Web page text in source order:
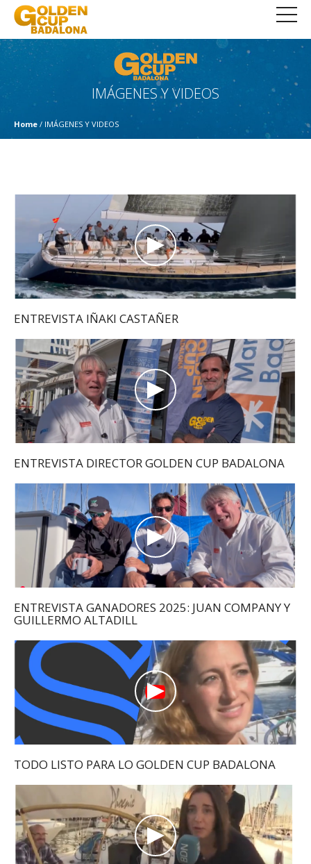
IMÁGENES Y VIDEOS
Home / IMÁGENES Y VIDEOS
ENTREVISTA IÑAKI CASTAÑER
ENTREVISTA DIRECTOR GOLDEN CUP BADALONA
ENTREVISTA GANADORES 2025: JUAN COMPANY Y
GUILLERMO ALTADILL
TODO LISTO PARA LO GOLDEN CUP BADALONA